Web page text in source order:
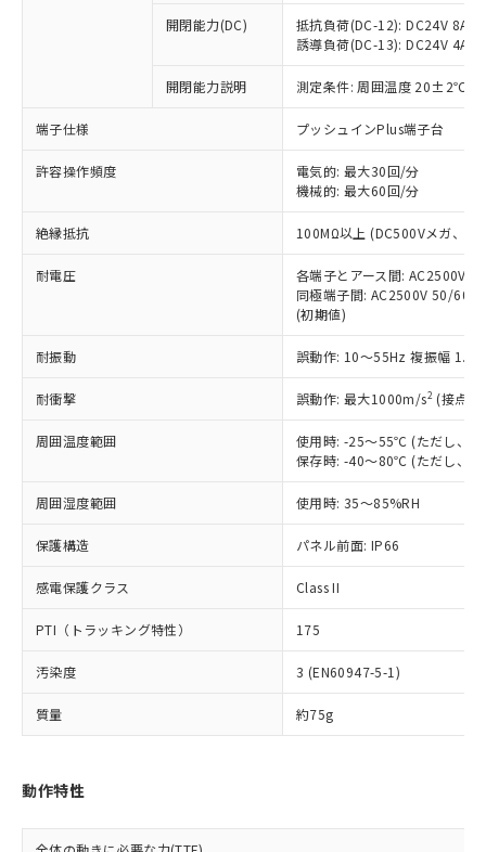
開閉能力(DC)
抵抗負荷(DC-12): DC24V 8A/
誘導負荷(DC-13): DC24V 4A/
開閉能力説明 測定条件: 周囲温度 20±2℃、
端子仕様 プッシュインPlus端子台
許容操作頻度
電気的: 最大30回/分
機械的: 最大60回/分
絶縁抵抗 100MΩ以上 (DC500Vメガ、点
耐電圧
各端子とアース間: AC2500V
同極端子間: AC2500V 50/
(初期値)
耐振動 誤動作: 10～55Hz 複振幅
耐衝撃 誤動作: 最大1000m/s2 (接点
周囲温度範囲
使用時: -25～55℃ (ただし、氷
保存時: -40～80℃ (ただし、氷
周囲湿度範囲 使用時: 35～85%RH
保護構造 パネル前面: IP66
感電保護クラス Class II
PTI（トラッキング特性） 175
汚染度 3 (EN60947-5-1)
質量 約75g
動作特性
商品の当社在庫状況および標準価格
(税抜)を提供させていただくもので
当社制御機器事業取扱商品の中には、
本サービスの対象外となる商品もある
ことをご了承ください。
在庫状況および標準価格照会結果は、
記載している更新日時点での社内デー
タに基づき作成されるものであり、閲
覧された時点での実際の在庫および標
準価格とは異なる場合があることをご
正式な納期状況および標準価格はお客
様のお取引先、またはお客様担当のオ
ムロン制御機器販売店・当社販売員に
オムロン制御機器販売店や当社販売拠
販売ネットワーク
」をご確認
在庫状況および標準価格結果を当社の
事前の承諾なく第三者に漏洩または開
示しないようお願いします。
マイパーツ機能（部品リスト作成サー
ビス）をご利用いただくには、I-Web
メンバーズにご登録されている必要が
あります。
お客様が当ウェブサイト上で当社にご
登録された部品リストについて、当社
および当社の共同利用者が、当社の製
品・サービスに関するお客様との取
引・商談に必要な範囲で利用すること
非含有の対応状況を調査中または確認中の
非該当品：ライセンス料など無形物で、有
害物質有無と関係のない商品です。
いたものが、含有品と判明した場合などや
むを得ず変更することがあります。
鉛(Pb) 1000ppm以下、 水銀(Hg) 1000ppm以下、 カド
六価クロム(Cr(Ⅵ)) 1000ppm以下、ポリ臭化ビフェニル
類(PBB) 1000ppm以下、ポリ臭化ジフェニルエーテル類
(PBDE) 1000ppm以下、フタル酸ビス(2-エチルヘキシ
ル) (DEHP)(別名：DOP) 1000ppm以下、フタル酸ブチ
ルベンジル（BBP） 1000ppm以下、フタル酸ジブチル
（DBP） 1000ppm以下、フタル酸ジイソブチル
但し、RoHS指令で産業用監視および制御機器に対する
図的な使用がないことを確認しています。
部品在庫の切り替え状況などにより、予定
月が前後することがあります。
※3 非含有証明書ダウンロード
下記の非含有証明書をダウンロードするこ
EU RoHS指令（10物質）の非含有証明書
ものではありません。
「○」：最大均質材料含有率が中国RoHSの
基準値以下であることを示します。
「×」：最大均質材料含有率が中国RoHSの
基準値を超えていることを示します。
い合わせください。
*中国RoHS10物質の基準値 (GB/T26572)：
Pb(鉛) :1000ppm、 Hg(水銀) : 1000ppm、 Cd(カドミウ
ム) : 100ppm、
Cr(Ⅵ)(六価クロム) : 1000ppm、 PBBs(ポリ臭化ビフェ
ニル類) : 1000ppm、 PBDEs(ポリ臭化ジフェニルエーテ
DBP(フタル酸ジブチル) : 1000ppm、 DIBP(フタル酸ジ
イソブチル) : 1000ppm、 BBP(フタル酸ブチルベンジ
DEHP(フタル酸ビス(2-エチルヘキシル)) : 1000ppm
「ｅ」：有害物質（10物質）のすべてが基
準値以下であることを示します。
「10」：通常の使用状況下において有害物
質が外部に漏えいし、環境に深刻な影響を
及ぼさない年数を意味します。
「－」：未確認です。当社販売部門へお問
当社は、これら貴社製品のうち、外国
為替および外国貿易法に定める商品
（以下｢規制貨物等」という）を輸出
または国外への提供する場合は、日本
国政府の輸出許可(または役務取引許
可)を取得するなどの必要な手続きを
当社は規制貨物を破棄する場合は、完
全に破砕するなど、違法に輸出されな
いよう必要な手段を講じます。
当社は貴社製品を、核兵器、ミサイ
ル、化学兵器、生物兵器またはその他
武器並びにこれらの製造装置等に一切
当社は、貴社製品を第三者に販売する
場合は、上記1、2および3の内容を当
該第三者に通知します。また当社は、
販売先および販売に係わる関係者が違
法に輸出するおそれがある場合は、取
り引きをいたしません。
キャンセル
一定数以上の在庫あり
一定数には満たないが在庫あり
在庫なし(最新の在庫状況につ
いては、お客様のお取引先、ま
たはお客様担当のオムロン制御
機器販売店・当社販売員にご確
受注生産機種、また在庫状況の
情報を公開していない機種